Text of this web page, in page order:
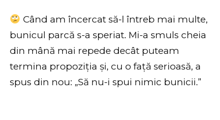
Când am încercat să-l întreb mai multe,
bunicul parcă s-a speriat. Mi-a smuls cheia
din mână mai repede decât puteam
termina propoziția și, cu o față serioasă, a
spus din nou: „Să nu-i spui nimic bunicii.”